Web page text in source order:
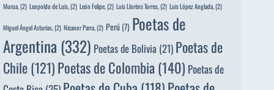
Murua, (2) Leopoldo de Luis, (2) León Felipe, (2) Luis Llorèns Torres, (2) Luis López Anglada, (2)
Miguel Ángel Asturias, (2) Nicanor Parra, (2) Perú (7) Poetas de
Argentina (332) Poetas de Bolivia (21) Poetas de
Chile(121)Poetas de Colombia(140) Poetas de